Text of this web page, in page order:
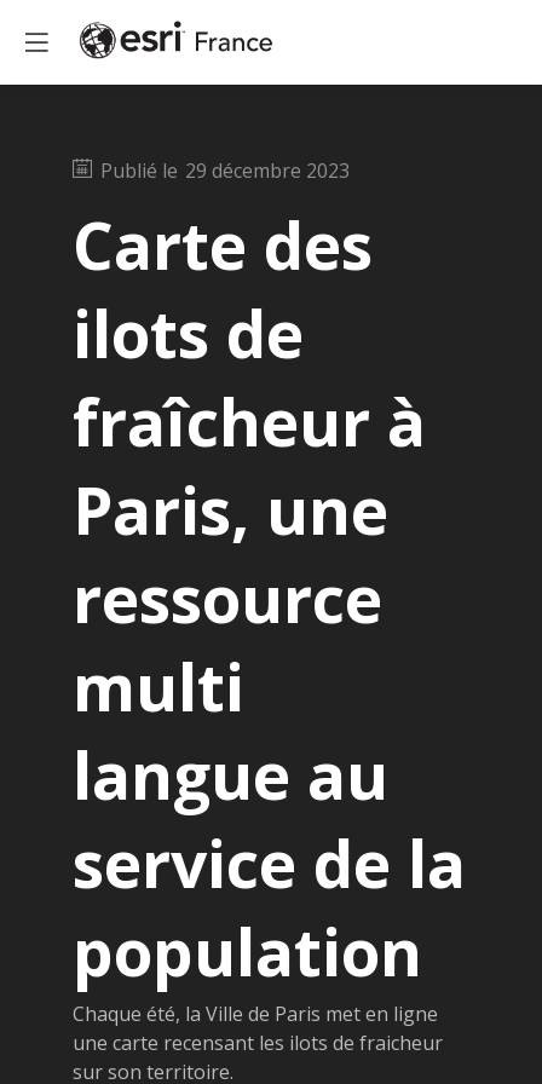
Publié le 29 décembre 2023
Carte des
ilots de
fraîcheur à
Paris, une
ressource
multi
langue au
service de la
population
Chaque été, la Ville de Paris met en ligne
une carte recensant les ilots de fraicheur
sur son territoire.